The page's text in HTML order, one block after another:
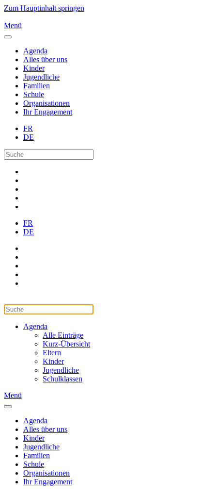
Zum Hauptinhalt springen
Menü
Agenda
Alles über uns
Kinder
Jugendliche
Familien
Schule
Organisationen
Ihr Engagement
FR
DE
FR
DE
Agenda
Alle Einträge
Kurz-Übersicht
Eltern
Kinder
Jugendliche
Schulklassen
Menü
Agenda
Alles über uns
Kinder
Jugendliche
Familien
Schule
Organisationen
Ihr Engagement